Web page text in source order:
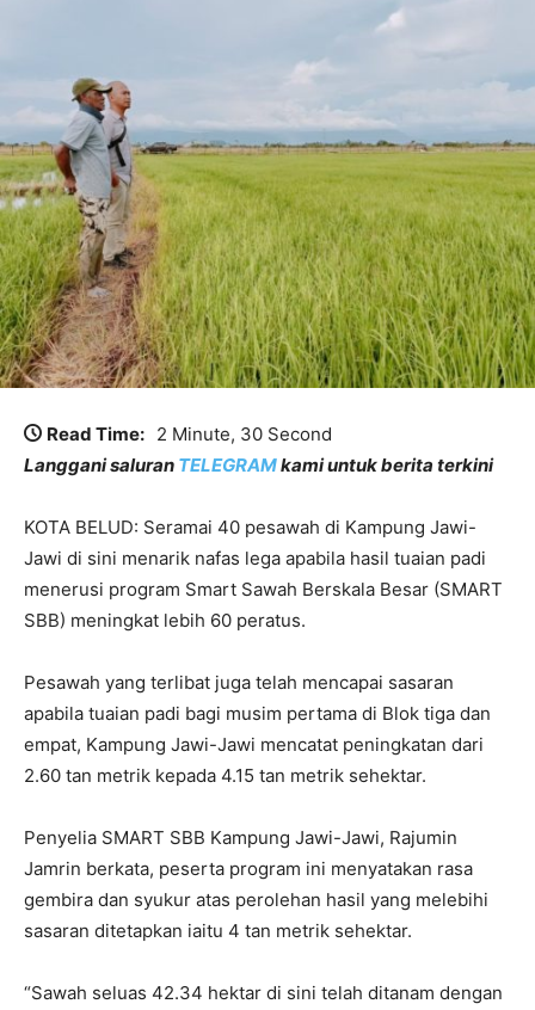
Read Time: 2 Minute, 30 Second
Langgani saluran TELEGRAMkami untuk berita terkini
KOTA BELUD: Seramai 40 pesawah di Kampung Jawi-
Jawi di sini menarik nafas lega apabila hasil tuaian padi
menerusi program Smart Sawah Berskala Besar (SMART
SBB) meningkat lebih 60 peratus.
Pesawah yang terlibat juga telah mencapai sasaran
apabila tuaian padi bagi musim pertama di Blok tiga dan
empat, Kampung Jawi-Jawi mencatat peningkatan dari
2.60 tan metrik kepada 4.15 tan metrik sehektar.
Penyelia SMART SBB Kampung Jawi-Jawi, Rajumin
Jamrin berkata, peserta program ini menyatakan rasa
gembira dan syukur atas perolehan hasil yang melebihi
sasaran ditetapkan iaitu 4 tan metrik sehektar.
“Sawah seluas 42.34 hektar di sini telah ditanam dengan